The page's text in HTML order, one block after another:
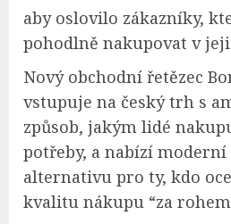
aby oslovilo zákazníky,
pohodlně nakupovat v
Nový obchodní řetězec
vstupuje na český trh s
způsob, jakým lidé
potřeby, a nabízí
alternativu pro ty, kdo
kvalitu nákupu “za